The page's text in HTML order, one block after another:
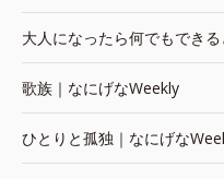
大人になったら何でもでき
歌族｜なにげなWeekly
ひとりと孤独｜なにげな